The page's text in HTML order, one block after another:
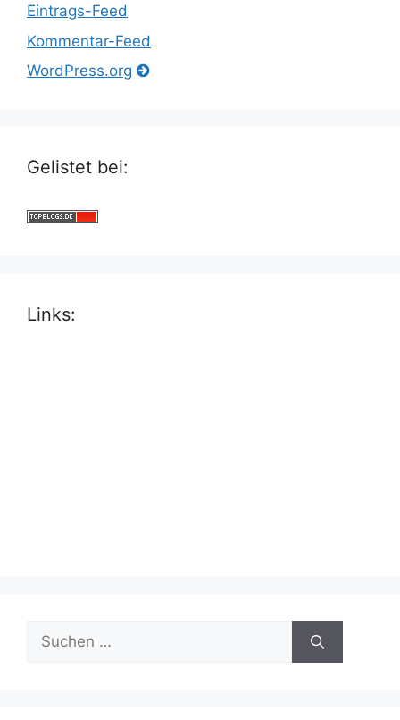
Eintrags-Feed
Kommentar-Feed
WordPress.org
Gelistet bei:
Links:
Suche
nach: